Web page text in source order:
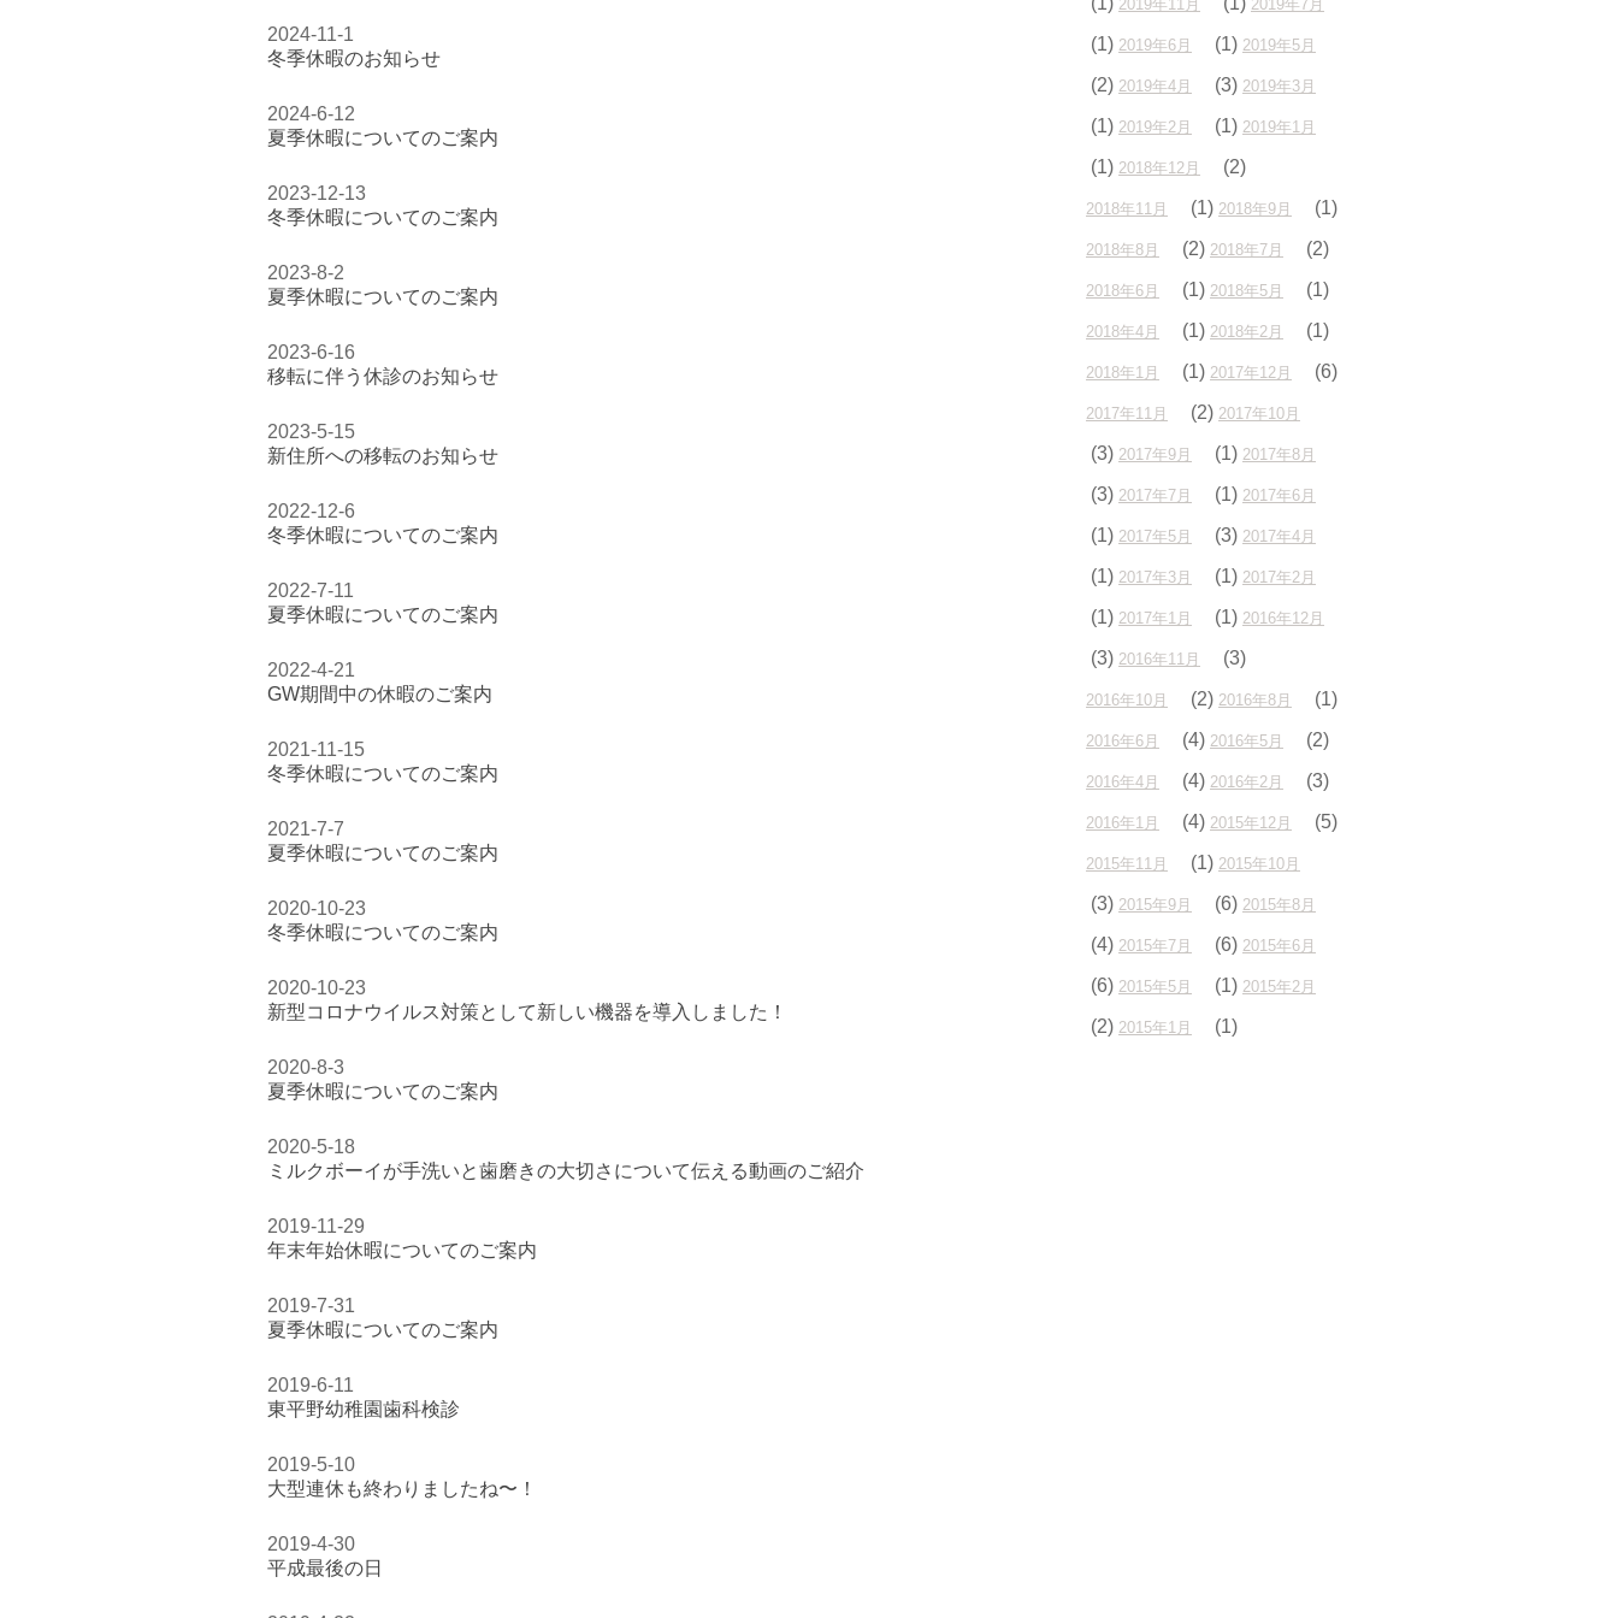
2024-11-1
冬季休暇のお知らせ
2024-6-12
夏季休暇についてのご案内
2023-12-13
冬季休暇についてのご案内
2023-8-2
夏季休暇についてのご案内
2023-6-16
移転に伴う休診のお知らせ
2023-5-15
新住所への移転のお知らせ
2022-12-6
冬季休暇についてのご案内
2022-7-11
夏季休暇についてのご案内
2022-4-21
GW期間中の休暇のご案内
2021-11-15
冬季休暇についてのご案内
2021-7-7
夏季休暇についてのご案内
2020-10-23
冬季休暇についてのご案内
2020-10-23
新型コロナウイルス対策として新しい機器を導入しました！
2020-8-3
夏季休暇についてのご案内
2020-5-18
ミルクボーイが手洗いと歯磨きの大切さについて伝える動画のご紹介
2019-11-29
年末年始休暇についてのご案内
2019-7-31
夏季休暇についてのご案内
2019-6-11
東平野幼稚園歯科検診
2019-5-10
大型連休も終わりましたね〜！
2019-4-30
平成最後の日
2019年11月 2019年7月
(1) 2019年6月 (1) 2019年5月
(2) 2019年4月 (3) 2019年3月
(1) 2019年2月 (1) 2019年1月
(1) 2018年12月 (2)
2018年11月 (1) 2018年9月 (1)
2018年8月 (2) 2018年7月 (2)
2018年6月 (1) 2018年5月 (1)
2018年4月 (1) 2018年2月 (1)
2018年1月 (1) 2017年12月 (6)
2017年11月 (2) 2017年10月
(3) 2017年9月 (1) 2017年8月
(3) 2017年7月 (1) 2017年6月
(1) 2017年5月 (3) 2017年4月
(1) 2017年3月 (1) 2017年2月
(1) 2017年1月 (1) 2016年12月
(3) 2016年11月 (3)
2016年10月 (2) 2016年8月 (1)
2016年6月 (4) 2016年5月 (2)
2016年4月 (4) 2016年2月 (3)
2016年1月 (4) 2015年12月 (5)
2015年11月 (1) 2015年10月
(3) 2015年9月 (6) 2015年8月
(4) 2015年7月 (6) 2015年6月
(6) 2015年5月 (1) 2015年2月
(2) 2015年1月 (1)